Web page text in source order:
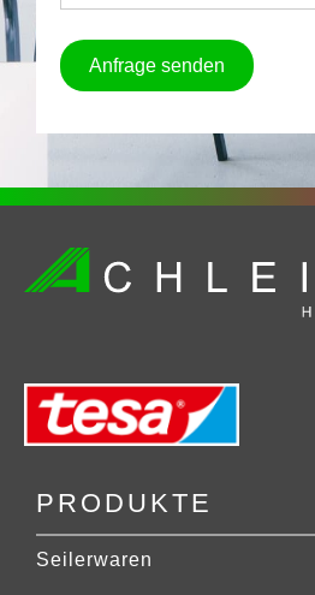
PRODUKTE
Seilerwaren